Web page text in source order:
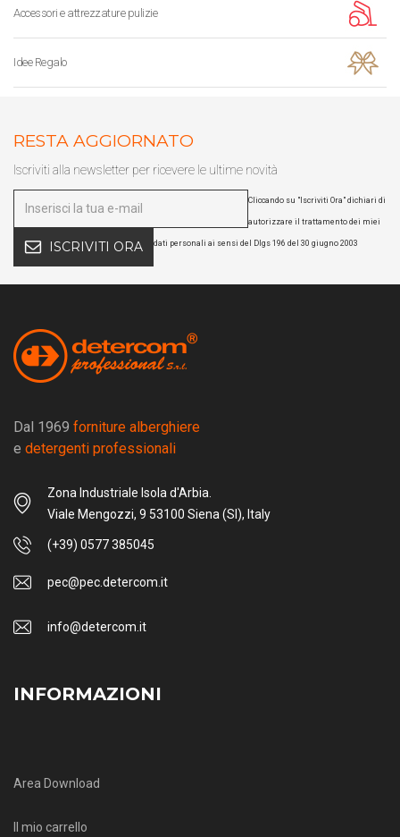
Accessori e attrezzature pulizie
Idee Regalo
RESTA AGGIORNATO
Iscriviti alla newsletter per ricevere le ultime novità
ISCRIVITI ORA
Cliccando su "Iscriviti Ora" dichiari di
autorizzare il trattamento dei miei
dati personali ai sensi del Dlgs 196 del 30 giugno 2003
Dal 1969 forniture alberghiere
e detergenti professionali
Zona Industriale Isola d'Arbia.
Viale Mengozzi, 9 53100 Siena (SI), Italy
(+39) 0577 385045
pec@pec.detercom.it
info@detercom.it
INFORMAZIONI
Area Download
Il mio carrello